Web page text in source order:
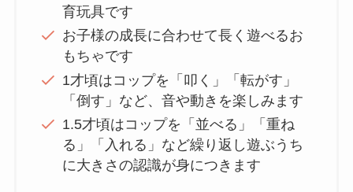
育玩具です
お子様の成長に合わせて長く遊べるお
もちゃです
1才頃はコップを「叩く」「転がす」
「倒す」など、音や動きを楽しみます
1.5才頃はコップを「並べる」「重ね
る」「入れる」など繰り返し遊ぶうち
に大きさの認識が身につきます